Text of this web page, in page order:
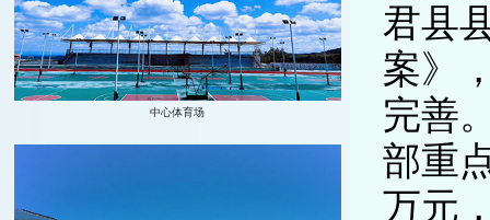
君县
案》
完善
部重
万元